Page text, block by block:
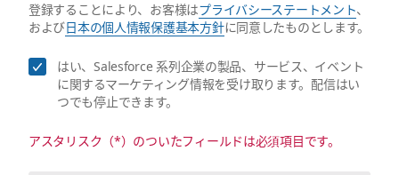
登録することにより、お客様はプライバシーステートメント、
および日本の個人情報保護基本方針に同意したものとします。
はい、Salesforce 系列企業の製品、サービス、イベント
に関するマーケティング情報を受け取ります。配信はい
つでも停止できます。
アスタリスク（*）のついたフィールドは必須項目です。